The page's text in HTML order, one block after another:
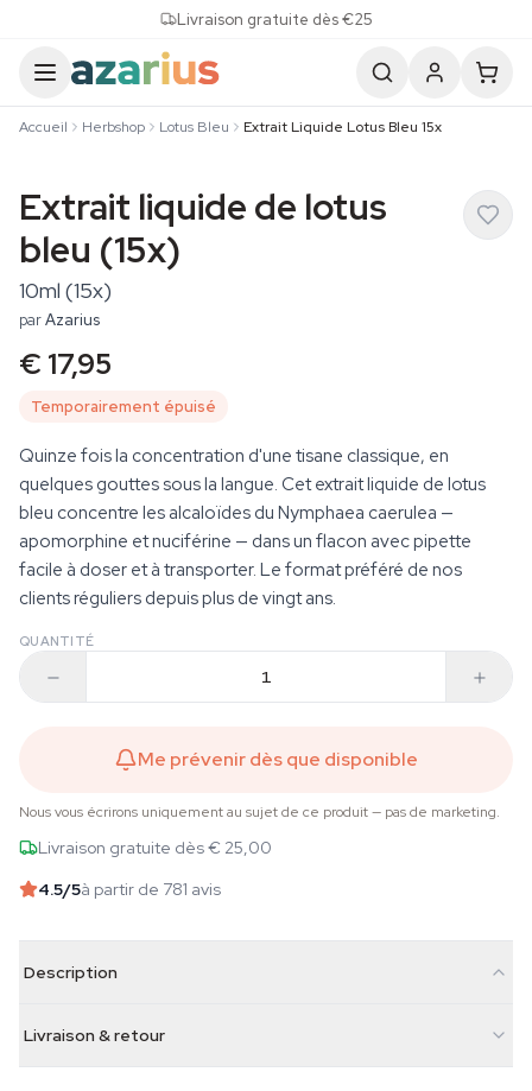
Livraison gratuite dès €25
Accueil Herbshop Lotus Bleu Extrait Liquide Lotus Bleu 15x
Extrait liquide de lotus
bleu (15x)
10ml (15x)
parAzarius
€ 17,95
Temporairement épuisé
Quinze fois la concentration d'une tisane classique, en
quelques gouttes sous la langue. Cet extrait liquide de lotus
bleu concentre les alcaloïdes du Nymphaea caerulea —
apomorphine et nuciférine — dans un flacon avec pipette
facile à doser et à transporter. Le format préféré de nos
clients réguliers depuis plus de vingt ans.
QUANTITÉ
Me prévenir dès que disponible
Nous vous écrirons uniquement au sujet de ce produit — pas de marketing.
Livraison gratuite dès € 25,00
4.5/5à partir de 781 avis
Description
Livraison & retour